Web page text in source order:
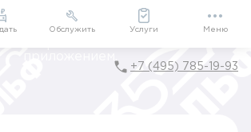
Подарки внутри
+7 (495) 785-19-93
Обслужить Услуги Меню